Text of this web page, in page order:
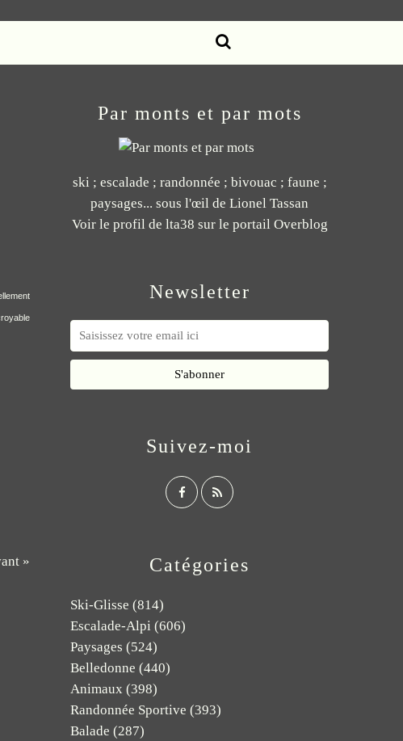
»
Newsletter
Catégories
Ski-Glisse (814)
Escalade-Alpi (606)
Paysages (524)
Belledonne (440)
Animaux (398)
Randonnée Sportive (393)
Balade (287)
Par monts et par mots
ski ; escalade ; randonnée ; bivouac ; faune ;
paysages... sous l'œil de Lionel Tassan
Voir le profil de lta38 sur le portail Overblog
Suivez-moi